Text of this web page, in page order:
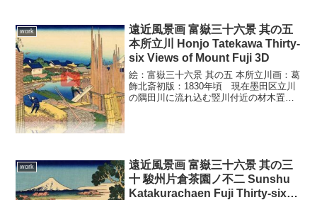
work
遠近風景画 富嶽三十六景 其の五
本所立川 Honjo Tatekawa Thirty-
six Views of Mount Fuji 3D
絵：富嶽三十六景 其の五 本所立川画：葛
飾北斎初版：1830年頃 現在墨田区立川
の隅田川に流れ込む竪川付近の材木置き
work
遠近風景画 富嶽三十六景 其の三
十 駿州片倉茶園ノ不二 Sunshu
Katakurachaen Fuji Thirty-six